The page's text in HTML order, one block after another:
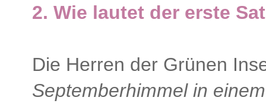
2. Wie lautet der erste
Die Herren der Grünen
Septemberhimmel in